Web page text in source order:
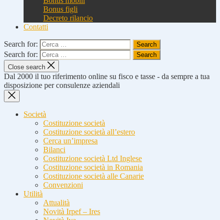
Bonus figli
Decreto rilancio
Contatti
Search for:
Search for:
Close search
Dal 2000 il tuo riferimento online su fisco e tasse - da sempre a tua
disposizione per consulenze aziendali
Società
Costituzione società
Costituzione società all’estero
Cerca un’impresa
Bilanci
Costituzione società Ltd Inglese
Costituzione società in Romania
Costituzione società alle Canarie
Convenzioni
Utilità
Attualità
Novità Irpef – Ires